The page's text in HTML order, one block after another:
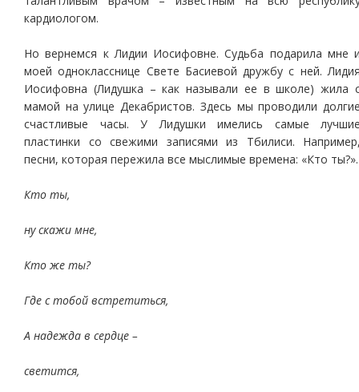
кардиологом.
Но вернемся к Лидии Иосифовне. Судьба подарила мне
моей однокласснице Свете Басиевой дружбу с ней.
Иосифовна (Лидушка – как называли ее в школе) жила
мамой на улице Декабристов. Здесь мы проводили
счастливые часы. У Лидушки имелись самые
пластинки со свежими записями из Тбилиси.
песни, которая пережила все мыслимые времена: «Кто ты?».
Кто ты,
ну скажи мне,
Кто же ты?
Где с тобой встретиться,
А надежда в сердце –
светится,